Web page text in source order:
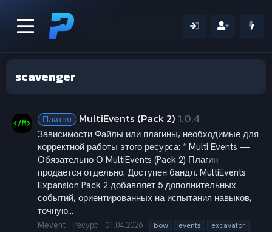
scavenger
Платно MultiEvents (Pack 2) 1.0.4
Зависимости Файлы или плагины, необходимые для
корректной работы этого ресурса: * Multi Events —
Обязательно О MultiEvents (Pack 2) Плагин
продается отдельно. Доступен бандл. MultiEvents
Expansion Pack 2 добавляет 5 дополнительных
событий, ориентированных на испытания навыков,
точную...
Mevent Ресурс 01.04.2026 bow events
excavator